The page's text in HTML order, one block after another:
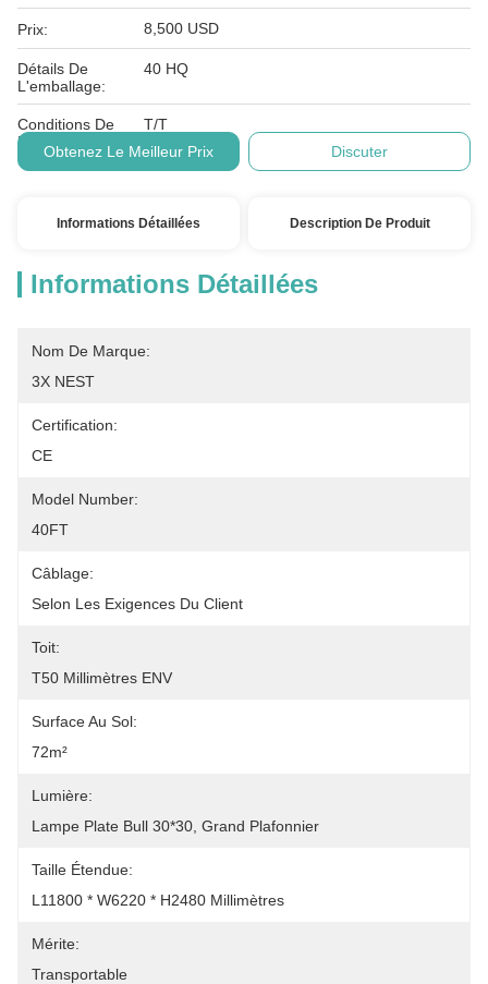
Prix: 8,500 USD
Détails De
L'emballage:
40 HQ
Conditions De
Paiement:
T/T
Obtenez Le Meilleur Prix
Discuter
Informations Détaillées Description De Produit
Informations Détaillées
Nom De Marque:
3X NEST
Certification:
CE
Model Number:
40FT
Câblage:
Selon Les Exigences Du Client
Toit:
T50 Millimètres ENV
Surface Au Sol:
72m²
Lumière:
Lampe Plate Bull 30*30, Grand Plafonnier
Taille Étendue:
L11800 * W6220 * H2480 Millimètres
Mérite:
Transportable